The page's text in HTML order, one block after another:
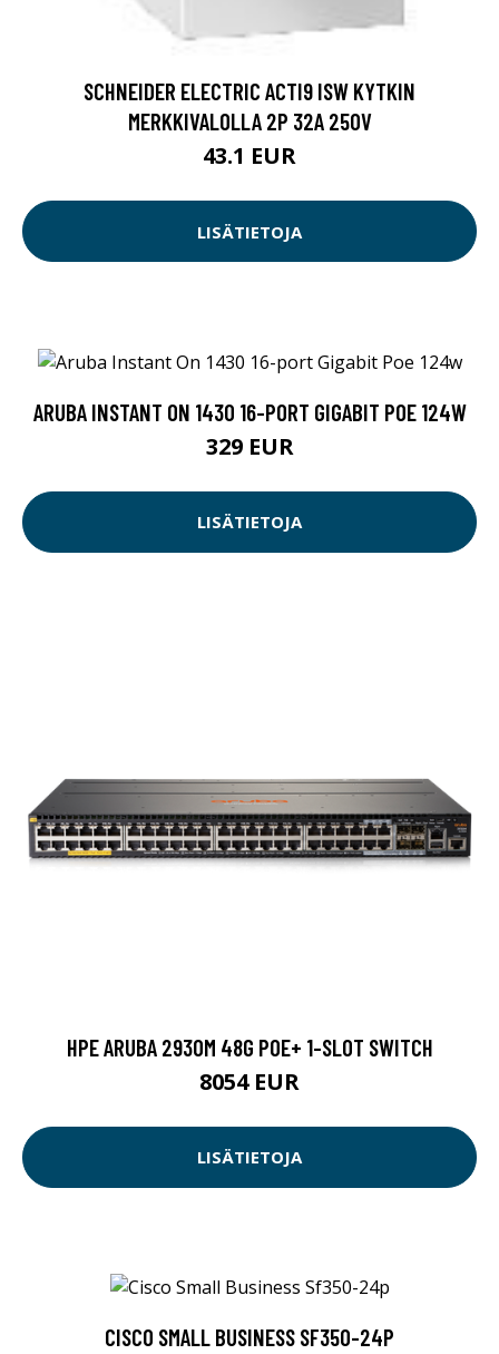
SCHNEIDER ELECTRIC ACTI9 ISW KYTKIN
MERKKIVALOLLA 2P 32A 250V
43.1 EUR
LISÄTIETOJA
ARUBA INSTANT ON 1430 16-PORT GIGABIT POE 124W
329 EUR
LISÄTIETOJA
HPE ARUBA 2930M 48G POE+ 1-SLOT SWITCH
8054 EUR
LISÄTIETOJA
CISCO SMALL BUSINESS SF350-24P